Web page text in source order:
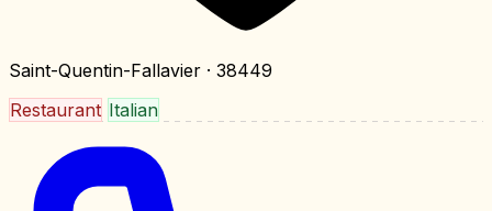
Saint-Quentin-Fallavier · 38449
Restaurant Italian